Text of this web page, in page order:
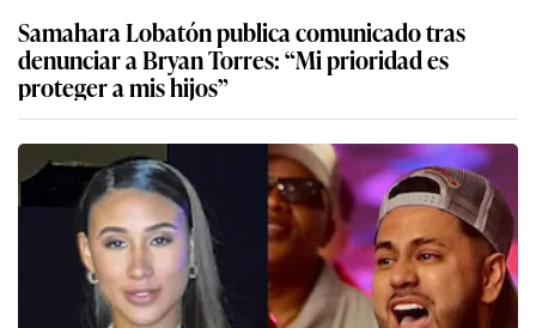
Samahara Lobatón publica comunicado tras
denunciar a Bryan Torres: “Mi prioridad es
proteger a mis hijos”